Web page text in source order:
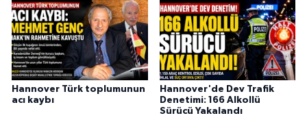
Hannover Türk toplumunun
acı kaybı
Hannover'de Dev Trafik
Denetimi: 166 Alkollü
Sürücü Yakalandı